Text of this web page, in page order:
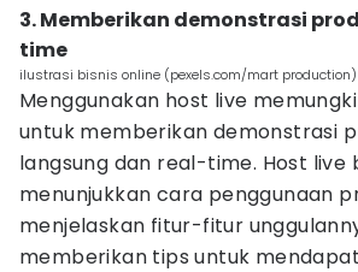
3. Memberikan demonstrasi
time
ilustrasi bisnis online (pexels.com/mart production)
Menggunakan host live
untuk memberikan demonstrasi
langsung dan real-time. Host live
menunjukkan cara penggunaan
menjelaskan fitur-fitur
memberikan tips untuk